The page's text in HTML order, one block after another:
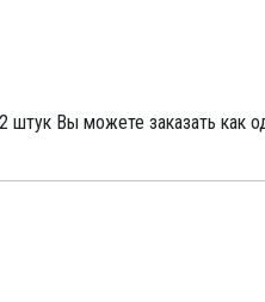
штук Вы можете заказать как